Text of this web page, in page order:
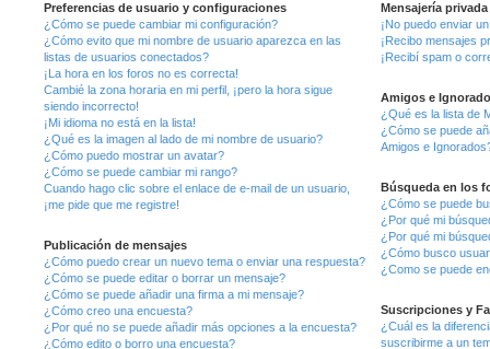
Preferencias de usuario y configuraciones
¿Cómo se puede cambiar mi configuración?
¿Cómo evito que mi nombre de usuario aparezca en las
listas de usuarios conectados?
¡La hora en los foros no es correcta!
Cambié la zona horaria en mi perfil, ¡pero la hora sigue
siendo incorrecto!
¡Mi idioma no está en la lista!
¿Qué es la imagen al lado de mi nombre de usuario?
¿Cómo puedo mostrar un avatar?
¿Cómo se puede cambiar mi rango?
Cuando hago clic sobre el enlace de e-mail de un usuario,
¡me pide que me registre!
Publicación de mensajes
¿Cómo puedo crear un nuevo tema o enviar una respuesta?
¿Cómo se puede editar o borrar un mensaje?
¿Cómo se puede añadir una firma a mi mensaje?
¿Cómo creo una encuesta?
¿Por qué no se puede añadir más opciones a la encuesta?
¿Cómo edito o borro una encuesta?
Mensajería privada
¡No puedo enviar
¡Recibo mensajes
¡Recibí spam o
Amigos e
¿Qué es la lista de
¿Cómo se puede
Amigos e
Búsqueda en los
¿Cómo se puede
¿Por qué mi
¿Por qué mi
¿Cómo busco
¿Como se puede
Suscripciones y
¿Cuál es la
suscribirme a un